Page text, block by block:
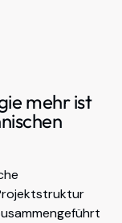
mehr ist